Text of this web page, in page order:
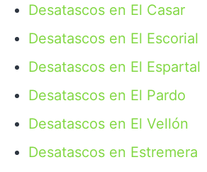
Desatascos en El Casar
Desatascos en El Escorial
Desatascos en El Espartal
Desatascos en El Pardo
Desatascos en El Vellón
Desatascos en Estremera